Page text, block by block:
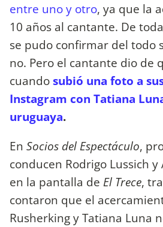
entre uno y otro, ya que la
10 años al cantante. De
se pudo confirmar del todo
no. Pero el cantante dio de
cuandosubió una foto a
Instagram con Tatiana
uruguaya.
En Socios del Espectáculo,
conducen Rodrigo Lussich
en la pantalla de El Trece,
contaron que el
Rusherking y Tatiana Luna